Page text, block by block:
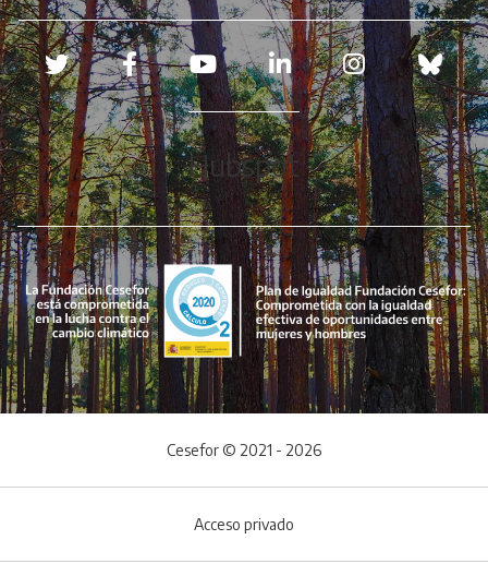
Redes sociales
Hubspot
Cesefor © 2021 - 2026
Acceso privado